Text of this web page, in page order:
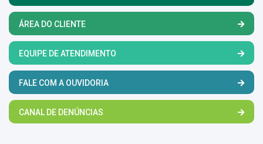
ÁREA DO CLIENTE
EQUIPE DE ATENDIMENTO
FALE COM A OUVIDORIA
CANAL DE DENÚNCIAS